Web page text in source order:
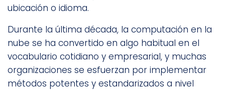
ubicación o idioma.
Durante la última década, la computación en la
nube se ha convertido en algo habitual en el
vocabulario cotidiano y empresarial, y muchas
organizaciones se esfuerzan por implementar
métodos potentes y estandarizados a nivel